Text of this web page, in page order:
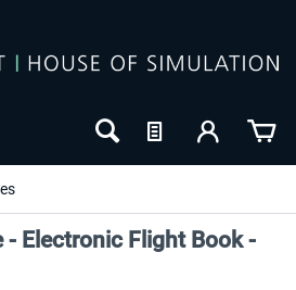
- Electronic Flight Book -